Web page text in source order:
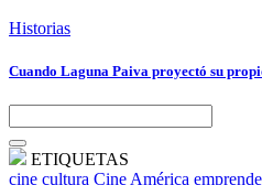
Historias
Cuando Laguna Paiva proyectó su
ETIQUETAS
cine cultura Cine América